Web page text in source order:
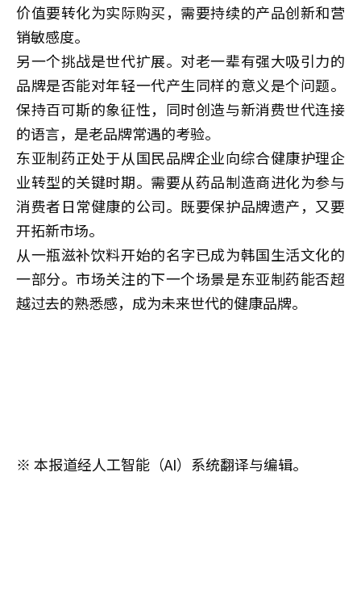
价值要转化为实际购买，需要持续的产品创新和营
销敏感度。
另一个挑战是世代扩展。对老一辈有强大吸引力的
品牌是否能对年轻一代产生同样的意义是个问题。
保持百可斯的象征性，同时创造与新消费世代连接
的语言，是老品牌常遇的考验。
东亚制药正处于从国民品牌企业向综合健康护理企
业转型的关键时期。需要从药品制造商进化为参与
消费者日常健康的公司。既要保护品牌遗产，又要
开拓新市场。
从一瓶滋补饮料开始的名字已成为韩国生活文化的
一部分。市场关注的下一个场景是东亚制药能否超
越过去的熟悉感，成为未来世代的健康品牌。
※ 本报道经人工智能（AI）系统翻译与编辑。